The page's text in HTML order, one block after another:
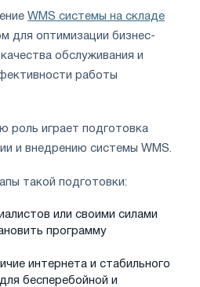
WMS системы на складе
для оптимизации бизнес-
обслуживания и
работы
роль играет подготовка
и внедрению системы WMS.
такой подготовки:
или своими силами
программу
интернета и стабильного
бесперебойной и